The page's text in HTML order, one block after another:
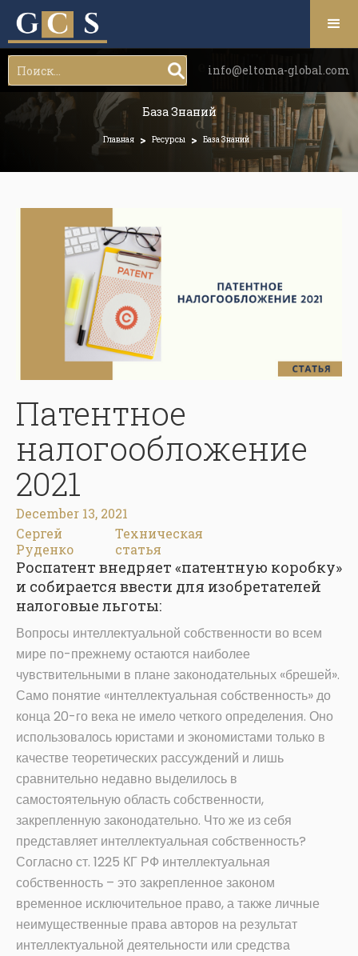
info@eltoma-global.com
База Знаний
Главная > Ресурсы > База Знаний
Патентное
налогообложение
2021
December 13, 2021
Сергей
Руденко
Техническая
статья
Роспатент внедряет «патентную коробку»
и собирается ввести для изобретателей
налоговые льготы:
Вопросы интеллектуальной собственности во всем
мире по-прежнему остаются наиболее
чувствительными в плане законодательных «брешей».
Само понятие «интеллектуальная собственность» до
конца 20-го века не имело четкого определения. Оно
использовалось юристами и экономистами только в
качестве теоретических рассуждений и лишь
сравнительно недавно выделилось в
самостоятельную область собственности,
закрепленную законодательно. Что же из себя
представляет интеллектуальная собственность?
Согласно ст. 1225 КГ РФ интеллектуальная
собственность – это закрепленное законом
временное исключительное право, а также личные
неимущественные права авторов на результат
интеллектуальной деятельности или средства